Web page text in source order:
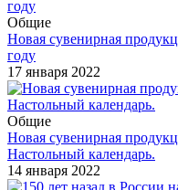
Общие
Новая сувенирная
году
17 января 2022
Общие
Новая сувенирная
Настольный календарь.
14 января 2022